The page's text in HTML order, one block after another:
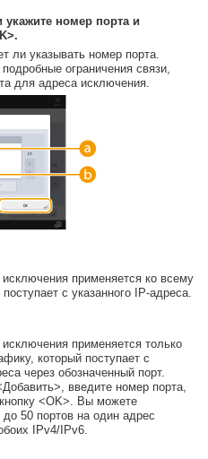
укажите номер порта и
ли указывать номер порта.
ограничения связи,
для адреса исключения.
применяется ко всему
с указанного IP-адреса.
применяется только
который поступает с
через обозначенный порт.
введите номер порта,
<OK>. Вы можете
до 50 портов на один адрес
IPv4/IPv6.